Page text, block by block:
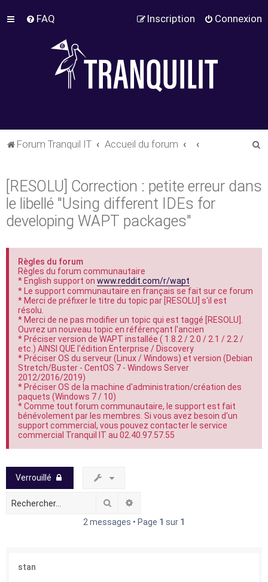
FAQ Connexion
Inscription
Forum Tranquil IT Accueil du forum
[RESOLU] Correction : petite erreur dans
le libellé "Using different IDEs for
developing WAPT packages"
Règles du forum
Règles du forum communautaire
* English support on www.reddit.com/r/wapt
* Le support communautaire en français se fait sur ce forum
* Merci de préfixer le titre du topic par [RESOLU] s'il est
résolu.
* Merci de ne pas modifier un topic qui est taggé [RESOLU].
Ouvrez un nouveau topic en référençant l'ancien
* Préciser version de WAPT installée ( 1.8.2 / 2.0 / 2.1 / 2.2 /
etc.) AINSI QUE l'édition Enterprise / Discovery
* Préciser OS du serveur (Linux / Windows) et version (Debian
Stretch/Buster - CentOS 7 - Windows Server
2012/2016/2019)
* Préciser OS de la machine d'administration/création des
paquets (Windows 7 / 10)
* Comme tout forum communautaire, le support est fait
bénévolement par les membres. Si vous avez besoin d'un
support commercial, vous pouvez contacter le service
commercial Tranquil IT au 02.40.97.57.55
Verrouillé
Rechercher
2 messages • Page 1 sur 1
stan